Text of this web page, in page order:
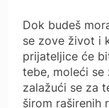
Dok budeš
se zove život i
prijateljice će
tebe, moleći se
zalažući se za
širom raširenih